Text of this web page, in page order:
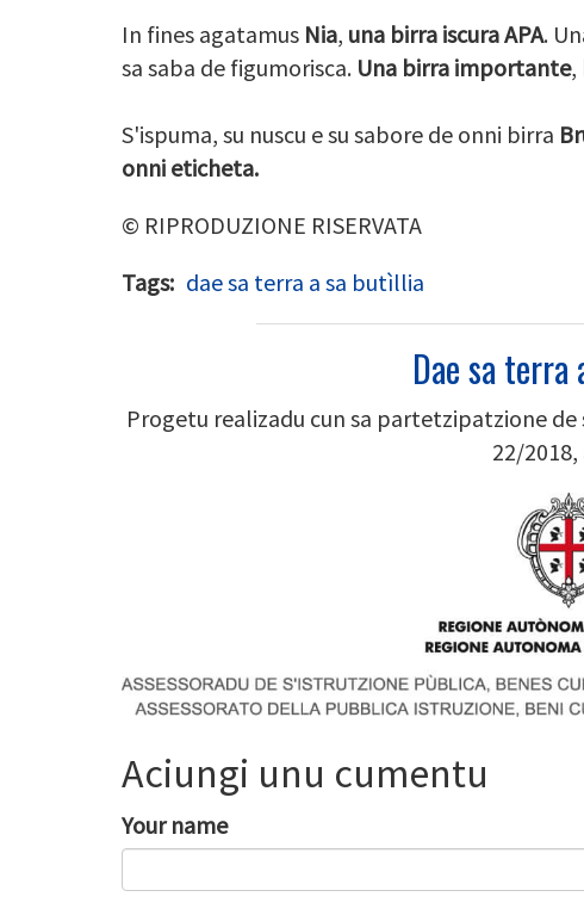
In fines agatamus Nia, una birra iscura APA.
sa saba de figumorisca. Una birra importante,
S'ispuma, su nuscu e su sabore de onni birra
onni eticheta.
© RIPRODUZIONE RISERVATA
Tags dae sa terra a sa butìllia
Dae sa
Progetu realizadu cun sa partetzipatzione de
22/2018,
Aciungi unu cumentu
Your name